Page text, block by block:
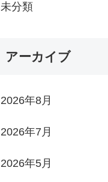
未分類
アーカイブ
2026年8月
2026年7月
2026年5月